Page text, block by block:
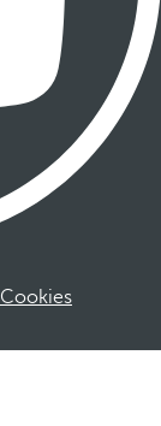
Cookies